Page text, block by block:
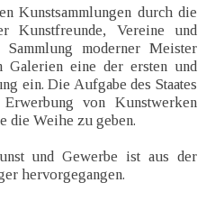
Kunstsammlungen durch die
Kunstfreunde, Vereine und
moderner Meister
Galerien eine der ersten und
ein. Die Aufgabe des Staates
von Kunstwerken
die Weihe zu geben.
und Gewerbe ist aus der
hervorgegangen.